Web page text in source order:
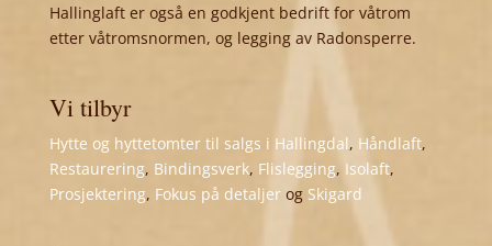
Hallinglaft er også en godkjent bedrift for våtrom
etter våtromsnormen, og legging av Radonsperre.
Vi tilbyr
Hytte og hyttetomter til salgs i Hallingdal, Håndlaft,
Restaurering, Bindingsverk, Flislegging, Isolaft,
Prosjektering, Fokus på detaljerog Skigard